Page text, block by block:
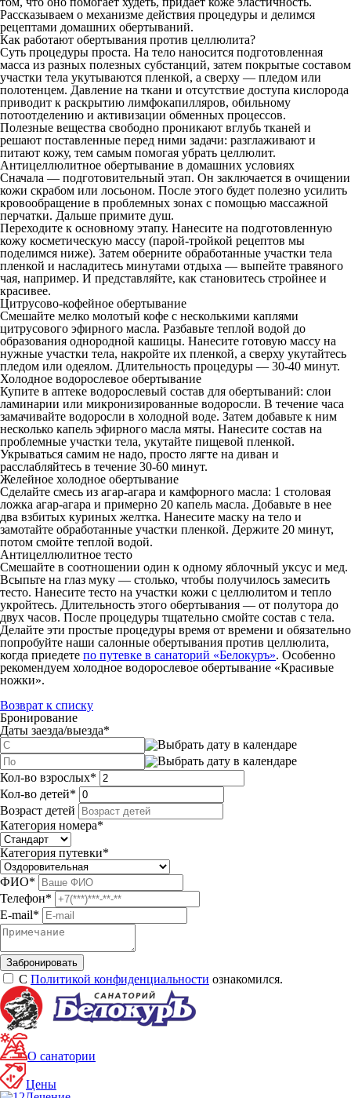
Рассказываем о механизме действия процедуры и делимся
рецептами домашних обертываний.
Как работают обертывания против целлюлита?
Суть процедуры проста. На тело наносится подготовленная
масса из разных полезных субстанций, затем покрытые составом
участки тела укутываются пленкой, а сверху — пледом или
полотенцем. Давление на ткани и отсутствие доступа кислорода
приводит к раскрытию лимфокапилляров, обильному
потоотделению и активизации обменных процессов.
Полезные вещества свободно проникают вглубь тканей и
решают поставленные перед ними задачи: разглаживают и
питают кожу, тем самым помогая убрать целлюлит.
Антицеллюлитное обертывание в домашних условиях
Сначала — подготовительный этап. Он заключается в очищении
кожи скрабом или лосьоном. После этого будет полезно усилить
кровообращение в проблемных зонах с помощью массажной
перчатки. Дальше примите душ.
Переходите к основному этапу. Нанесите на подготовленную
кожу косметическую массу (парой-тройкой рецептов мы
поделимся ниже). Затем оберните обработанные участки тела
пленкой и насладитесь минутами отдыха — выпейте травяного
чая, например. И представляйте, как становитесь стройнее и
красивее.
Цитрусово-кофейное обертывание
Смешайте мелко молотый кофе с несколькими каплями
цитрусового эфирного масла. Разбавьте теплой водой до
образования однородной кашицы. Нанесите готовую массу на
нужные участки тела, накройте их пленкой, а сверху укутайтесь
пледом или одеялом. Длительность процедуры — 30-40 минут.
Холодное водорослевое обертывание
Купите в аптеке водорослевый состав для обертываний: слои
ламинарии или микронизированные водоросли. В течение часа
замачивайте водоросли в холодной воде. Затем добавьте к ним
несколько капель эфирного масла мяты. Нанесите состав на
проблемные участки тела, укутайте пищевой пленкой.
Укрываться самим не надо, просто лягте на диван и
расслабляйтесь в течение 30-60 минут.
Желейное холодное обертывание
Сделайте смесь из агар-агара и камфорного масла: 1 столовая
ложка агар-агара и примерно 20 капель масла. Добавьте в нее
два взбитых куриных желтка. Нанесите маску на тело и
замотайте обработанные участки пленкой. Держите 20 минут,
потом смойте теплой водой.
Антицеллюлитное тесто
Смешайте в соотношении один к одному яблочный уксус и мед.
Всыпьте на глаз муку — столько, чтобы получилось замесить
тесто. Нанесите тесто на участки кожи с целлюлитом и тепло
укройтесь. Длительность этого обертывания — от полутора до
двух часов. После процедуры тщательно смойте состав с тела.
Делайте эти простые процедуры время от времени и обязательно
попробуйте наши салонные обертывания против целлюлита,
когда приедете по путевке в санаторий «Белокуръ». Особенно
рекомендуем холодное водорослевое обертывание «Красивые
ножки».
Возврат к списку
Бронирование
Даты заезда/выезда*
Кол-во взрослых*
Кол-во детей*
Возраст детей
Категория номера*
Категория путевки*
ФИО*
Телефон*
E-mail*
С Политикой конфиденциальности ознакомился.
О санатории
Цены